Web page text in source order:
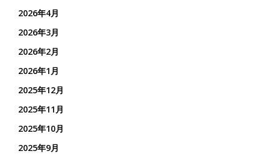
2026年4月
2026年3月
2026年2月
2026年1月
2025年12月
2025年11月
2025年10月
2025年9月